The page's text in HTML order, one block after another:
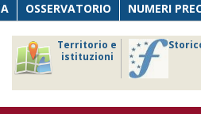
OSSERVATORIO NUMERI
Territorio e
istituzioni